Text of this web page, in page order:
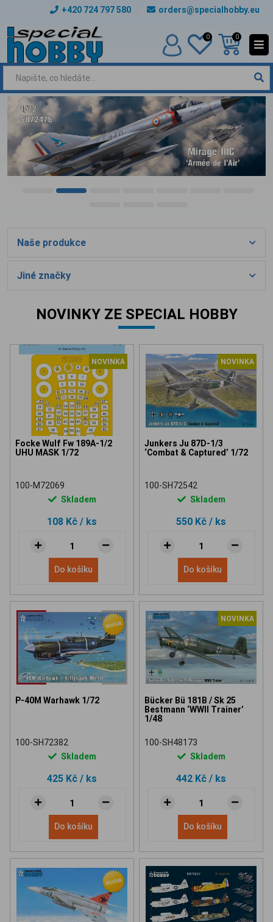
orders@specialhobby.eu
+420 724 797 580
0 0
Naše produkce
Jiné značky
NOVINKY ZE SPECIAL HOBBY
NOVINKA
Focke Wulf Fw 189A-1/2
UHU MASK 1/72
100-M72069
Skladem
108 Kč / ks
Do košíku
NOVINKA
Junkers Ju 87D-1/3
‘Combat & Captured’ 1/72
100-SH72542
Skladem
550 Kč / ks
Do košíku
P-40M Warhawk 1/72
100-SH72382
Skladem
425 Kč / ks
Do košíku
NOVINKA
Bücker Bü 181B / Sk 25
Bestmann ‘WWII Trainer’
1/48
100-SH48173
Skladem
442 Kč / ks
Do košíku